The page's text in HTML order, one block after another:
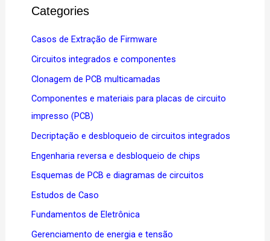
Categories
Casos de Extração de Firmware
Circuitos integrados e componentes
Clonagem de PCB multicamadas
Componentes e materiais para placas de circuito
impresso (PCB)
Decriptação e desbloqueio de circuitos integrados
Engenharia reversa e desbloqueio de chips
Esquemas de PCB e diagramas de circuitos
Estudos de Caso
Fundamentos de Eletrônica
Gerenciamento de energia e tensão